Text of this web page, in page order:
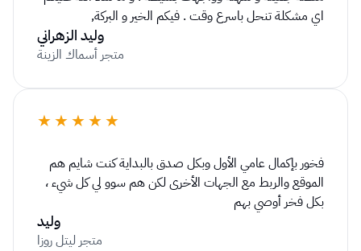
اي مشكلة تنحل باسرع وقت . فيكم الخير و البركة٫
وليد الزهراني
متجر أسماك الزينة
★★★★★
بكل فخر أوصي بهم
وليد
متجر ليتل روزا